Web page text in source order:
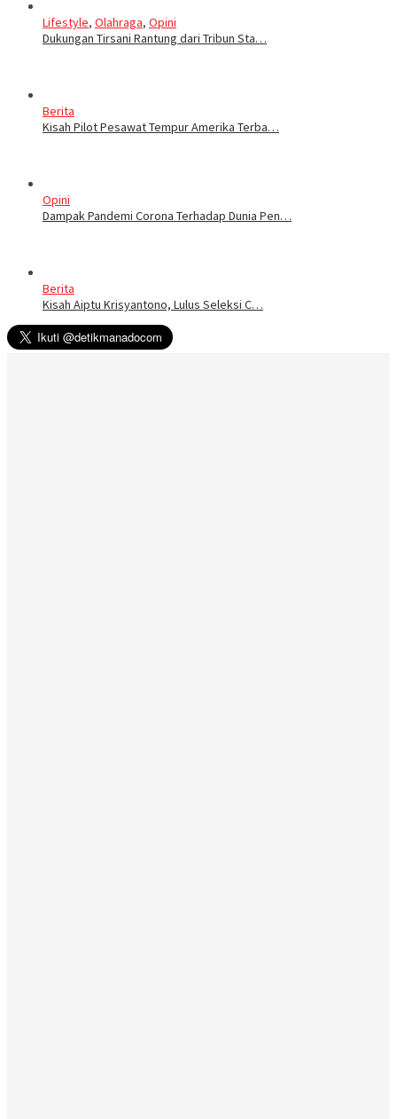
Lifestyle, Olahraga, Opini
Dukungan Tirsani Rantung dari Tribun Sta…
Berita
Kisah Pilot Pesawat Tempur Amerika Terba…
Opini
Dampak Pandemi Corona Terhadap Dunia Pen…
Berita
Kisah Aiptu Krisyantono, Lulus Seleksi C…